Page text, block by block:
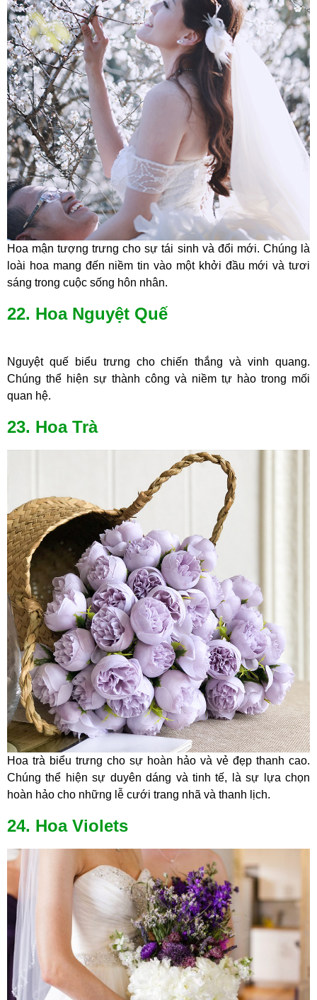
Hoa mận tượng trưng cho sự tái sinh và đổi mới. Chúng là
loài hoa mang đến niềm tin vào một khởi đầu mới và tươi
sáng trong cuộc sống hôn nhân.
22. Hoa Nguyệt Quế
Nguyệt quế biểu trưng cho chiến thắng và vinh quang.
Chúng thể hiện sự thành công và niềm tự hào trong mối
quan hệ.
23. Hoa Trà
Hoa trà biểu trưng cho sự hoàn hảo và vẻ đẹp thanh cao.
Chúng thể hiện sự duyên dáng và tinh tế, là sự lựa chọn
hoàn hảo cho những lễ cưới trang nhã và thanh lịch.
24. Hoa Violets